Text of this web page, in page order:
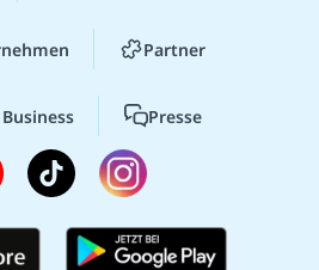
Partner
Presse